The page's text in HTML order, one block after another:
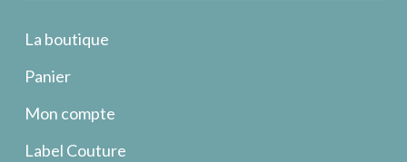
La boutique
Panier
Mon compte
Label Couture